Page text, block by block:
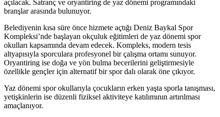
açılacak. Satranç ve oryantiring de yaz dönemi programındaki
branşlar arasında bulunuyor.
Belediyenin kısa süre önce hizmete açtığı Deniz Baykal Spor
Kompleksi’nde başlayan okçuluk eğitimleri de yaz dönemi spor
okulları kapsamında devam edecek. Kompleks, modern tesis
altyapısıyla sporculara profesyonel bir çalışma ortamı sunuyor.
Oryantiring ise doğa ve yön bulma becerilerini geliştirmesiyle
özellikle gençler için alternatif bir spor dalı olarak öne çıkıyor.
Yaz dönemi spor okullarıyla çocukların erken yaşta sporla tanışması,
yetişkinlerin ise düzenli fiziksel aktiviteye katılımının artırılması
amaçlanıyor.